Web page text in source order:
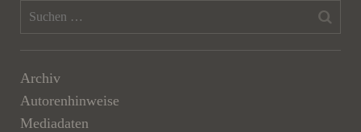
Archiv
Autorenhinweise
Mediadaten